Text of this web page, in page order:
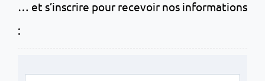
… et s’inscrire pour recevoir nos informations
: